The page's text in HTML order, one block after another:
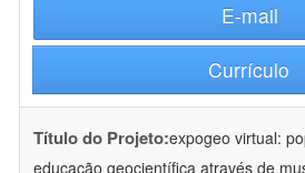
E-mail
Currículo
Título do Projeto:expogeo virtual:
educação geocientífica através de